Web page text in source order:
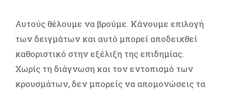
Αυτούς θέλουμε να βρούμε. Κάνουμε επιλογή
των δειγμάτων και αυτό μπορεί αποδειχθεί
καθοριστικό στην εξέλιξη της επιδημίας.
Χωρίς τη διάγνωση και τον εντοπισμό των
κρουσμάτων, δεν μπορείς να απομονώσεις τα